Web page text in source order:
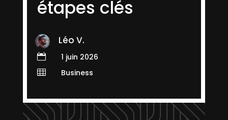
étapes clés
Léo V.
 1 juin 2026
 Business